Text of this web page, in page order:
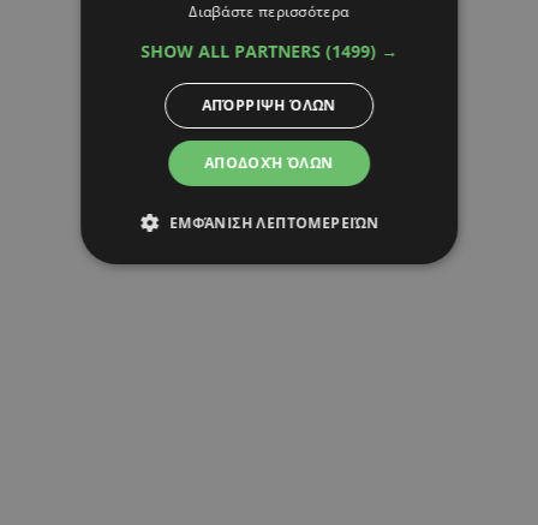
Διαβάστε περισσότερα
SHOW ALL PARTNERS (1499) →
ΑΠΟΔΟΧΉ ΌΛΩΝ
ΑΠΌΡΡΙΨΗ ΌΛΩΝ
ΕΜΦΆΝΙΣΗ ΛΕΠΤΟΜΕΡΕΙΏΝ